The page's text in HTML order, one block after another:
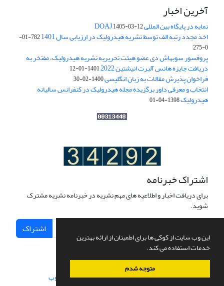
این وب سایت از کوکی ها برای اطمینان از ارائه بهترین
خدمات استفاده می کند.
متوجه شدم
آخرین اخبار
نمایه در پایگاه بین المللی DOAJ1405-03-12
اخذ مجدد رتبه الف توسط نشریه هیدرولیک در ارزیابی سال 1401
782-01-
0-275
پروفسور سوبهاش دی عضو هیئت تحریریه نشریه هیدرولیک، مفتخر به
دریافت جایزه هانس آلبرت انیشتین 2022 1401-01-12
فراخوان پذیرش مقالات به زبان انگلیسی1400-02-30
انتخاب و معرفی داور برگزیده مجله هیدرولیک در کنفرانس سالیانه
هیدرولیک1398-04-01
اشتراک خبرنامه
برای دریافت اخبار و اطلاعیه های مهم نشریه در خبرنامه نشریه مشترک
شوید.
اشتراک
سامانه مدیریت نشریات علمی.طراحی و پیاده سازی از سیناوب